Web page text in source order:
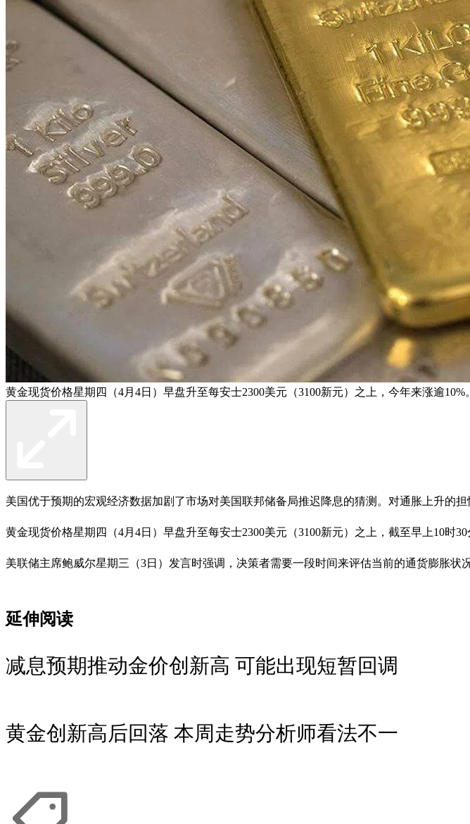
黄金现货价格星期四（4月4日）早盘升至每安士2300美元（3100新元）之上，今年来涨逾10%
美国优于预期的宏观经济数据加剧了市场对美国联邦储备局推迟降息的猜测。对通胀上升的
黄金现货价格星期四（4月4日）早盘升至每安士2300美元（3100新元）之上，截至早上10时30
美联储主席鲍威尔星期三（3日）发言时强调，决策者需要一段时间来评估当前的通货膨胀
延伸阅读
减息预期推动金价创新高 可能出现短暂回调
黄金创新高后回落 本周走势分析师看法不一